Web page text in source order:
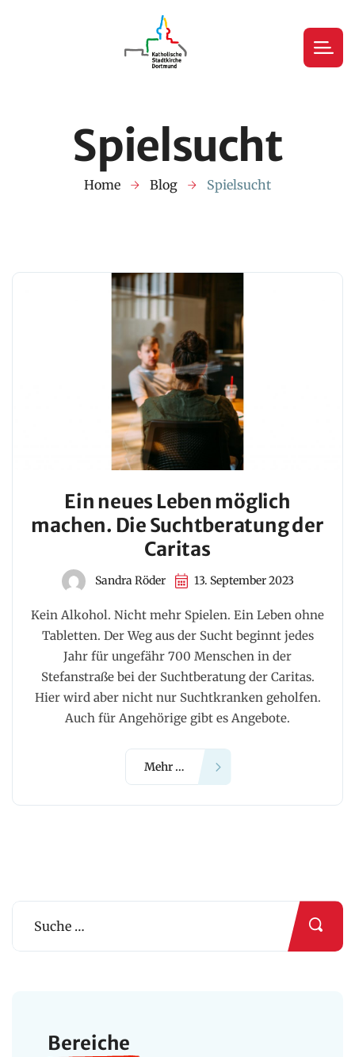
Spielsucht
Home Blog Spielsucht
Ein neues Leben möglich
machen. Die Suchtberatung der
Caritas
Sandra Röder 13. September 2023
Kein Alkohol. Nicht mehr Spielen. Ein Leben ohne
Tabletten. Der Weg aus der Sucht beginnt jedes
Jahr für ungefähr 700 Menschen in der
Stefanstraße bei der Suchtberatung der Caritas.
Hier wird aber nicht nur Suchtkranken geholfen.
Auch für Angehörige gibt es Angebote.
Mehr …
Bereiche